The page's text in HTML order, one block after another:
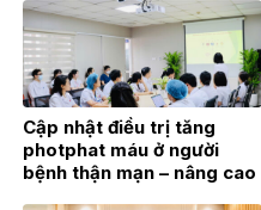
tại Bệnh viện Đa khoa Hoài
Đức
Cập nhật điều trị tăng
photphat máu ở người
bệnh thận mạn – nâng cao